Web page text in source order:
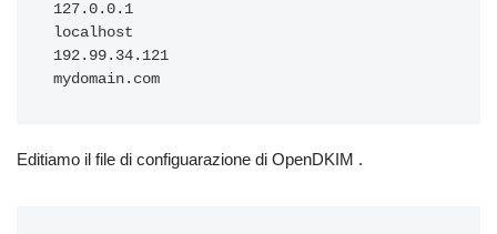
127.0.0.1
localhost
192.99.34.121
Editiamo il file di configuarazione di OpenDKIM .